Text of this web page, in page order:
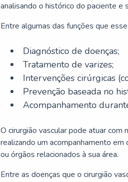
analisando o histórico do paciente e
Entre algumas das funções que
Diagnóstico de doenças;
Tratamento de varizes;
Intervenções cirúrgicas
Prevenção baseada no
Acompanhamento
O cirurgião vascular pode atuar
realizando um acompanhamento
ou órgãos relacionados à sua área.
Entre as doenças que o cirurgião